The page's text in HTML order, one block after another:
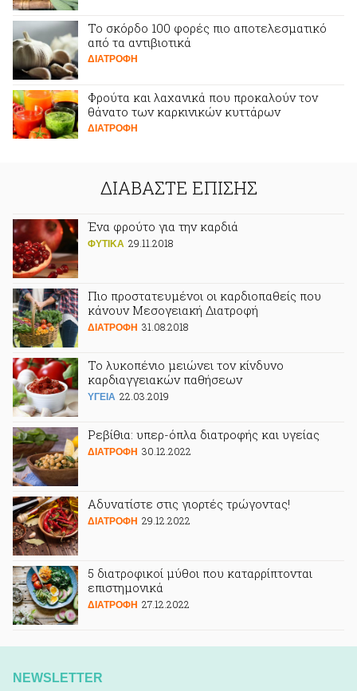
Το σκόρδο 100 φορές πιο αποτελεσματικό
από τα αντιβιοτικά
ΔΙΑΤΡΟΦΗ
Φρούτα και λαχανικά που προκαλούν τον
θάνατο των καρκινικών κυττάρων
ΔΙΑΤΡΟΦΗ
ΔΙΑΒΑΣΤΕ ΕΠΙΣΗΣ
Ένα φρούτο για την καρδιά
ΦΥΤΙΚA 29.11.2018
Πιο προστατευμένοι οι καρδιοπαθείς που
κάνουν Μεσογειακή Διατροφή
ΔΙΑΤΡΟΦΗ 31.08.2018
Το λυκοπένιο μειώνει τον κίνδυνο
καρδιαγγειακών παθήσεων
ΥΓΕΙΑ 22.03.2019
Ρεβίθια: υπερ-όπλα διατροφής και υγείας
ΔΙΑΤΡΟΦΗ 30.12.2022
Αδυνατίστε στις γιορτές τρώγοντας!
ΔΙΑΤΡΟΦΗ 29.12.2022
5 διατροφικοί μύθοι που καταρρίπτονται
επιστημονικά
ΔΙΑΤΡΟΦΗ 27.12.2022
NEWSLETTER